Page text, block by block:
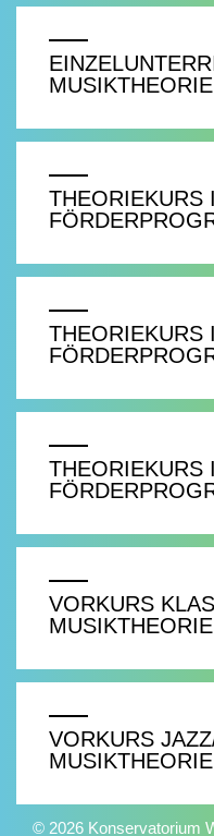
THEORIEKURS I
THEORIEKURS
THEORIEKURS
VORKURS
VORKURS
© 2026 Konservatorium